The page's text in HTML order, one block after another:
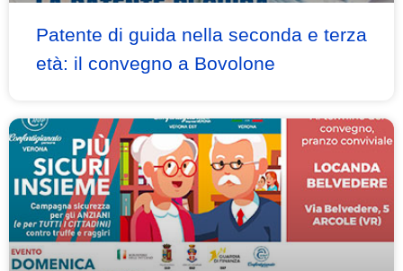
Patente di guida nella seconda e terza
età: il convegno a Bovolone